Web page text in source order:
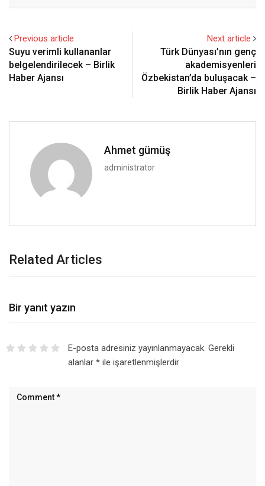
Previous article
Suyu verimli kullananlar
belgelendirilecek – Birlik
Haber Ajansı
Next article
Türk Dünyası’nın genç
akademisyenleri
Özbekistan’da buluşacak –
Birlik Haber Ajansı
Ahmet gümüş
administrator
Related Articles
Bir yanıt yazın
E-posta adresiniz yayınlanmayacak. Gerekli
alanlar *ile işaretlenmişlerdir